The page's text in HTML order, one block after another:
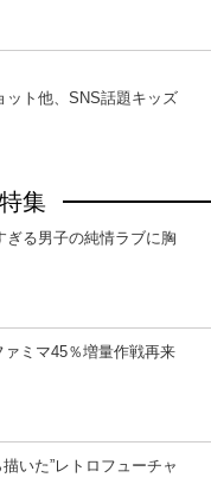
ット他、SNS話題キッズ
集
ぎる男子の純情ラブに胸
ミマ45％増量作戦再来
いた”レトロフューチャ